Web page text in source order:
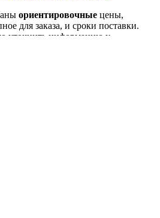
ориентировочные цены,
для заказа, и сроки поставки.
уточнить информацию у